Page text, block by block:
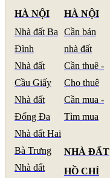
HÀ NỘI
Nhà đất Ba
Đình
Nhà đất
Cầu Giấy
Nhà đất
Đống Đa
Nhà đất Hai
Bà Trưng
Nhà đất
HÀ NỘI
Cần bán
nhà đất
Cần thuê -
Cho thuê
Cần mua -
Tìm mua
NHÀ ĐẤT
HỒ CHÍ